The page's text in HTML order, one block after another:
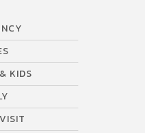
KIDS